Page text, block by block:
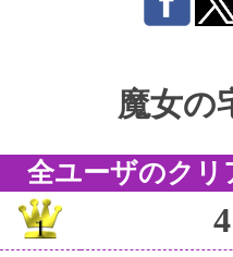
魔女の
全ユーザのクリ